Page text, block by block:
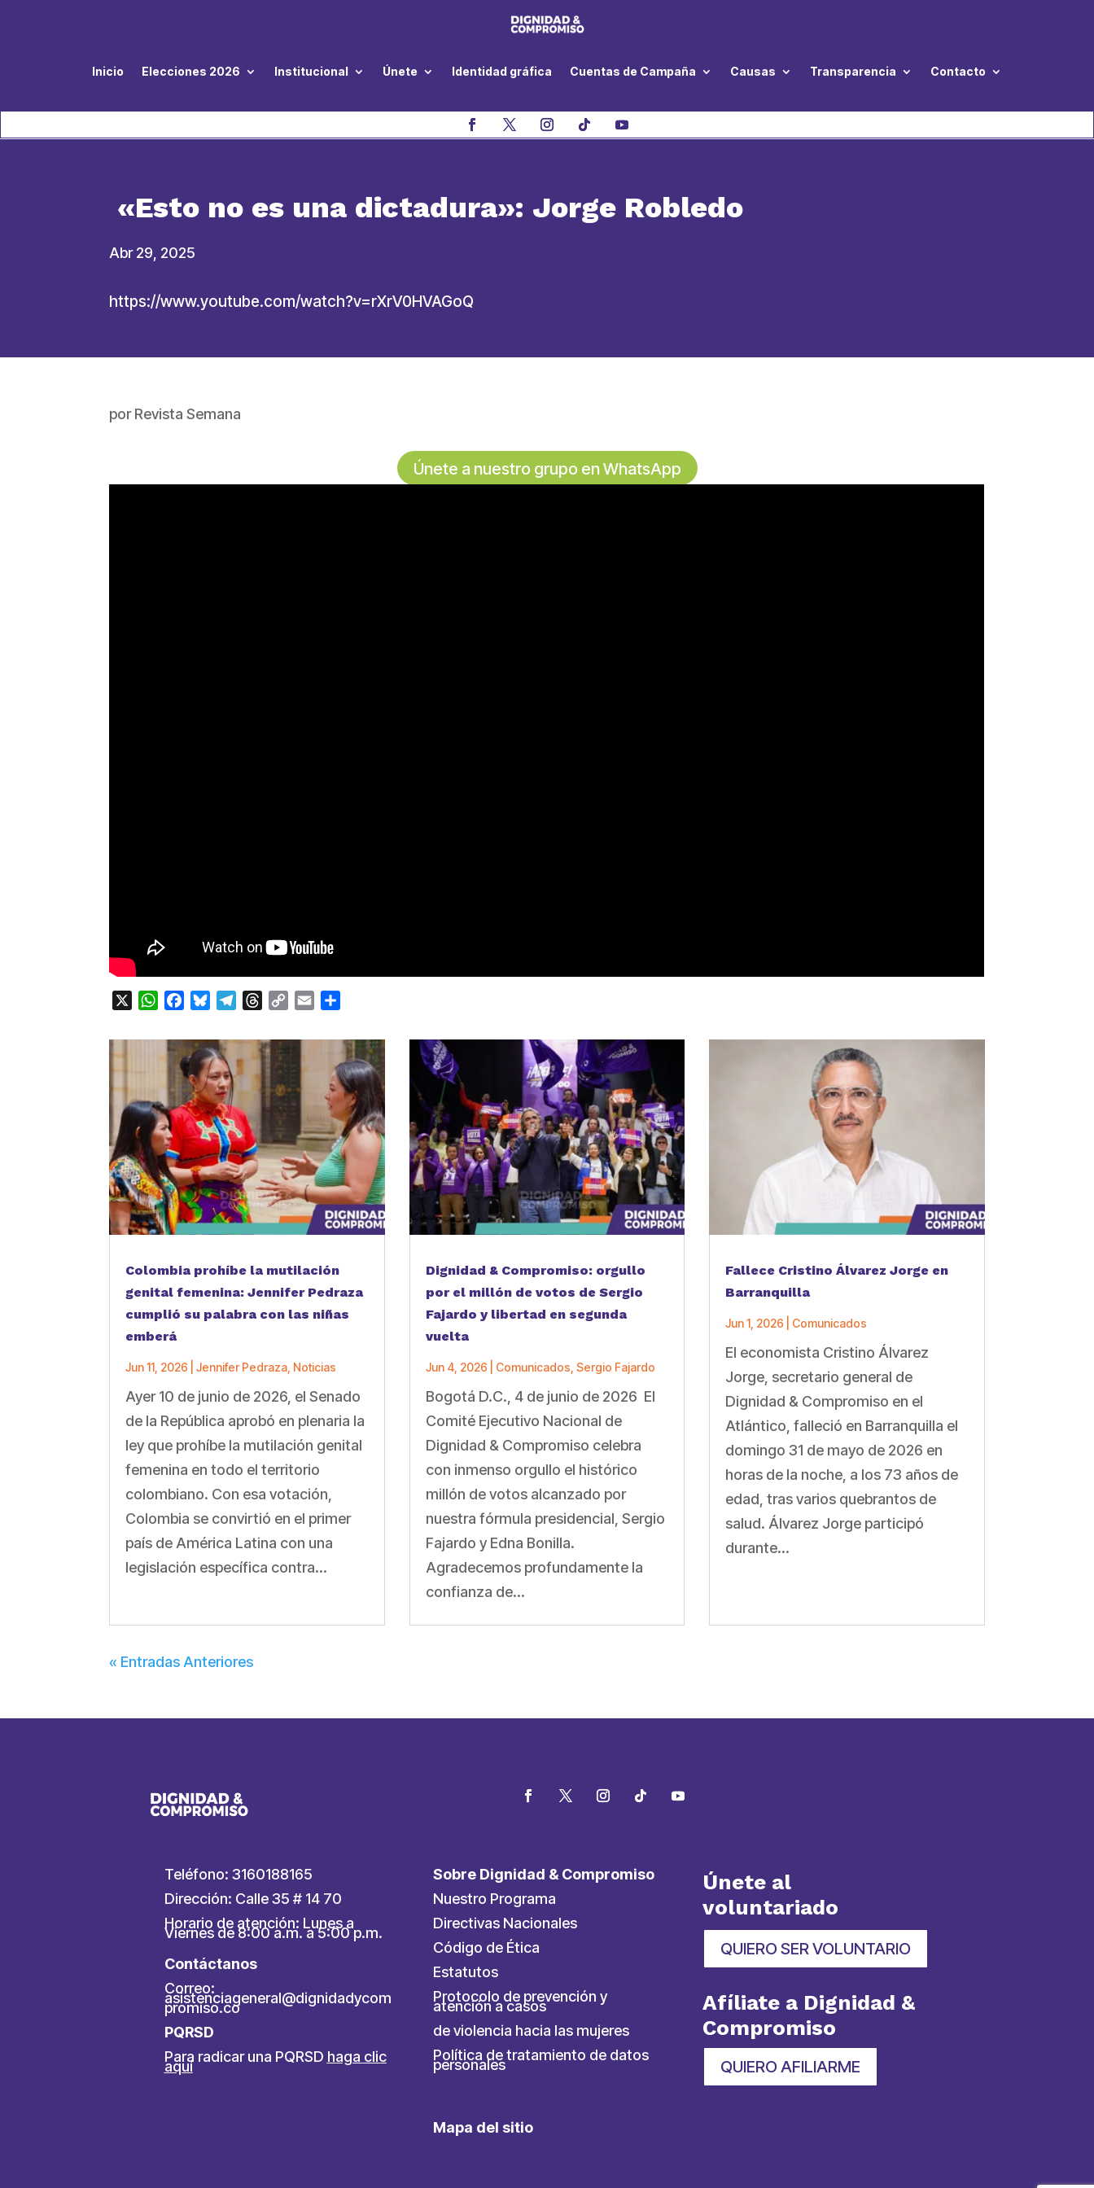
Inicio Elecciones 2026 Institucional Únete Identidad gráfica Cuentas de Campaña Causas Transparencia Contacto
«Esto no es una dictadura»: Jorge Robledo
Abr 29, 2025
https://www.youtube.com/watch?v=rXrV0HVAGoQ
porRevista Semana
Únete a nuestro grupo en WhatsApp
WhatsApp
FacebookBlueskyTelegramThreads
Copy Email
Colombia prohíbe la mutilación
genital femenina: Jennifer Pedraza
cumplió su palabra con las niñas
emberá
Jun 11, 2026 |Jennifer Pedraza Noticias
Ayer 10 de junio de 2026, el Senado
de la República aprobó en plenaria la
ley que prohíbe la mutilación genital
femenina en todo el territorio
colombiano. Con esa votación,
Colombia se convirtió en el primer
país de América Latina con una
legislación específica contra...
Dignidad & Compromiso: orgullo
por el millón de votos de Sergio
Fajardo y libertad en segunda
vuelta
Jun 4, 2026 Comunicados Sergio Fajardo
Bogotá D.C., 4 de junio de 2026 El
Comité Ejecutivo Nacional de
Dignidad & Compromiso celebra
con inmenso orgullo el histórico
millón de votos alcanzado por
nuestra fórmula presidencial, Sergio
Fajardo y Edna Bonilla.
Agradecemos profundamente la
confianza de...
Fallece Cristino Álvarez Jorge en
Barranquilla
Jun 1, 2026 Comunicados
El economista Cristino Álvarez
Jorge, secretario general de
Dignidad & Compromiso en el
Atlántico, falleció en Barranquilla el
domingo 31 de mayo de 2026 en
horas de la noche, a los 73 años de
edad, tras varios quebrantos de
salud. Álvarez Jorge participó
durante...
« Entradas Anteriores
Teléfono: 3160188165
Dirección: Calle 35 # 14 70
Horario de atención: Lunes a
Viernes de 8:00 a.m. a 5:00 p.m.
Contáctanos
Correo:
asistenciageneral@dignidadycom
promiso.co
PQRSD
Para radicar una PQRSD haga clic
aquí
Sobre Dignidad & Compromiso
Nuestro Programa
Directivas Nacionales
Código de Ética
Estatutos
Protocolo de prevención y
atención a casos
de violencia hacia las mujeres
Política de tratamiento de datos
personales
Mapa del sitio
Únete al
voluntariado
QUIERO SER VOLUNTARIO
Afíliate a Dignidad &
Compromiso
QUIERO AFILIARME